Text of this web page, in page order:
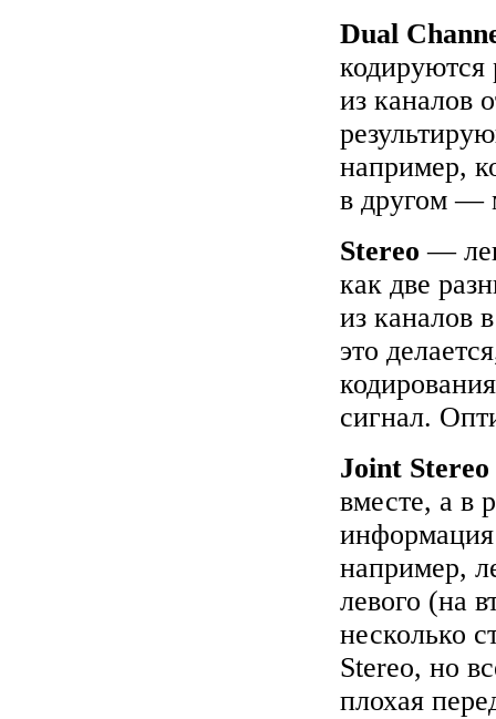
Dual
кодируются
из каналов
например,
в другом —
Stereo—
как две
из каналов
это
сигнал.
Joint
вместе, а в
например,
левого (на
несколько
Stereo, но
плохая